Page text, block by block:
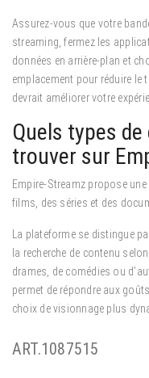
Assurez-vous que votre
streaming, fermez les
données en arrière-plan et
emplacement pour réduire le
devrait améliorer votre
Quels types
trouver sur
Empire-Streamz propose
films, des séries et des
La plateforme se distingue
la recherche de contenu
drames, de comédies ou
permet de répondre aux
choix de visionnage plus
ART.1087515